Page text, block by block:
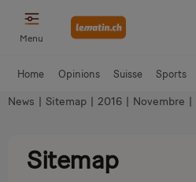
Menu
Home Opinions Suisse Sports
News | Sitemap | 2016 | Novembre |
Sitemap